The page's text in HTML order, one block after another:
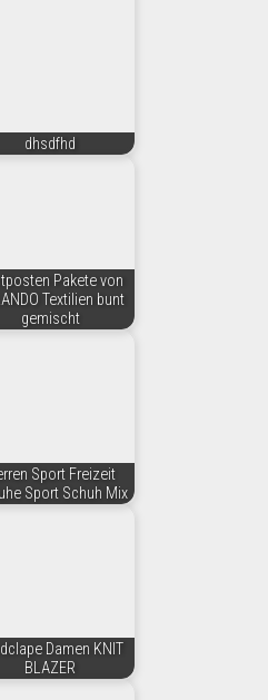
dhsdfhd
Pakete von
Textilien bunt
gemischt
Sport Freizeit
Sport Schuh Mix
Damen KNIT
BLAZER